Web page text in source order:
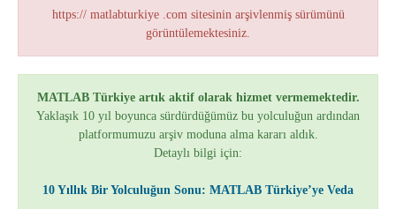
https:// matlabturkiye .com sitesinin arşivlenmiş sürümünü
görüntülemektesiniz.
MATLAB Türkiye artık aktif olarak hizmet vermemektedir.
Yaklaşık 10 yıl boyunca sürdürdüğümüz bu yolculuğun ardından
platformumuzu arşiv moduna alma kararı aldık.
Detaylı bilgi için:
10 Yıllık Bir Yolculuğun Sonu: MATLAB Türkiye’ye Veda